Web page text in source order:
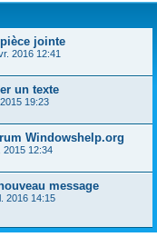
e
jointe
2016 12:41
un texte
19:23
Windowshelp.org
2015 12:34
message
2016 14:15